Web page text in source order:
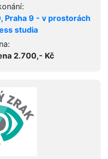
Praha 9 - v prostorách
studia
2.700,- Kč